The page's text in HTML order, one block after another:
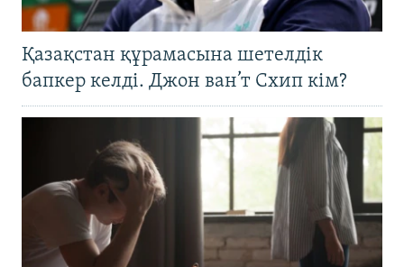
Қазақстан құрамасына шетелдік
бапкер келді. Джон ван’т Схип кім?